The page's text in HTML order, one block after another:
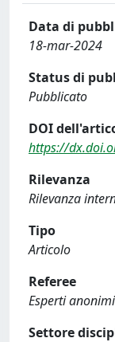
Data di
18-mar-2024
Status di
Pubblicato
DOI
https://
Rilevanza
Rilevanza
Tipo
Articolo
Referee
Esperti anonimi
Settore